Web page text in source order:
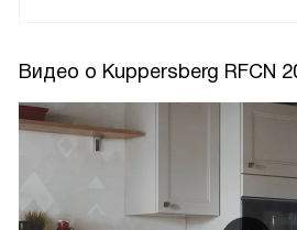
Видео о Kuppersberg RFCN